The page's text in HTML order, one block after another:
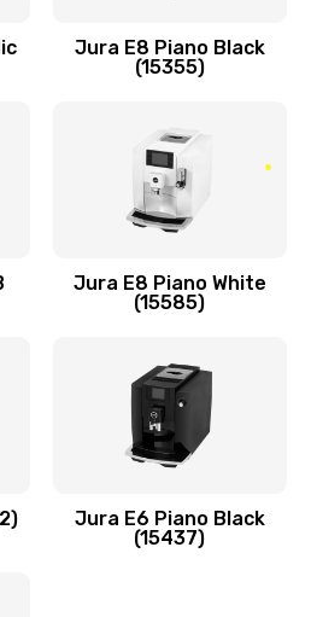
Jura E8 Piano Black
(15355)
Jura E8 Piano White
(15585)
Jura E6 Piano Black
(15437)